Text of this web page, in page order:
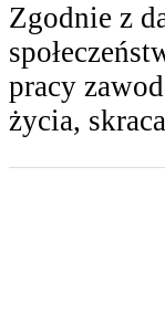
Zgodnie z
pracy
życia,